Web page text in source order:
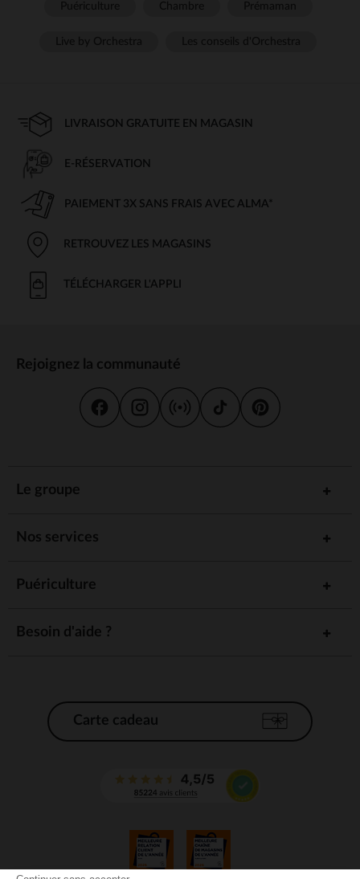
LIVRAISON GRATUITE EN MAGASIN
E-RÉSERVATION
PAIEMENT 3X SANS FRAIS AVEC ALMA*
RETROUVEZ LES MAGASINS
TÉLÉCHARGER L'APPLI
Rejoignez la communauté
Le groupe
Nos services
Puériculture
Besoin d'aide ?
Carte cadeau